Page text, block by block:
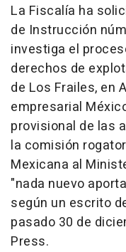
La Fiscalía ha
de Instrucción
investiga el
derechos de
de Los Frailes, en
empresarial
provisional de las
la comisión
Mexicana al
"nada nuevo
según un escrito
pasado 30 de
Press.